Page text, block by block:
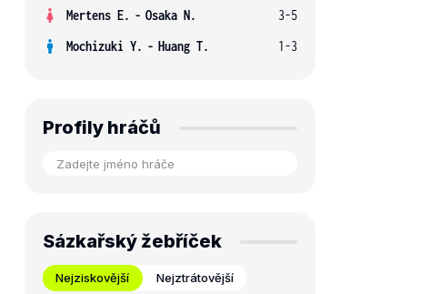
Mertens E. - Osaka N.
3-5
Mochizuki Y. - Huang T. 1-3
Profily hráčů
Sázkařský žebříček
Nejziskovější Nejztrátovější